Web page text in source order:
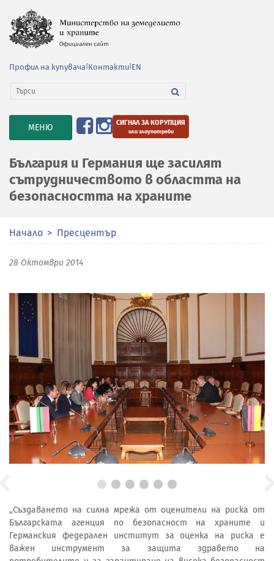
Профил на купувача Контакти EN
TOGGLE
NAVIGATION
МЕНЮ СИГНАЛ ЗА КОРУПЦИЯ
или злоупотреби
България и Германия ще засилят
сътрудничеството в областта на
безопасността на храните
Начало Пресцентър
28 Октомври 2014
„Създаването на силна мрежа от оценители на риска от
Българската агенция по безопасност на храните и
Германския федерален институт за оценка на риска е
важен инструмент за защита здравето на